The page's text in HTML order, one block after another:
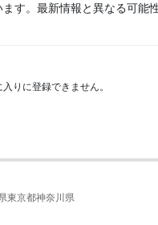
す。最新情報と異なる可能
りに登録できません。
東京都神奈川県